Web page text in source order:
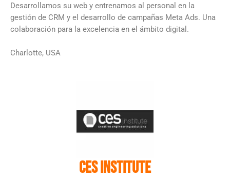
Desarrollamos su web y entrenamos al personal en la
gestión de CRM y el desarrollo de campañas Meta Ads. Una
colaboración para la excelencia en el ámbito digital.
Charlotte, USA
CES Institute